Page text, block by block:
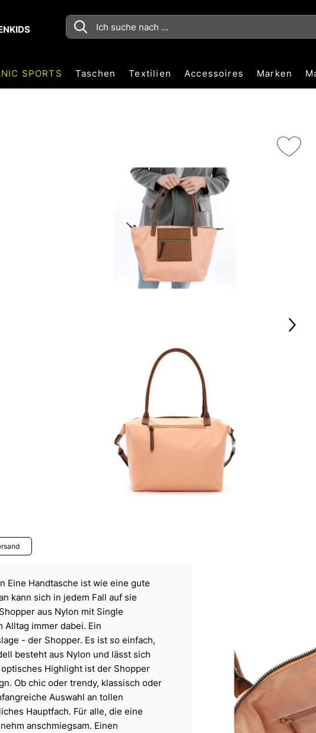
KIDS
SPORTS Taschen Textilien Accessoires Marken
Eine Handtasche ist wie eine gute
kann sich in jedem Fall auf sie
aus Nylon mit Single
immer dabei. Ein
- der Shopper. Es ist so einfach,
besteht aus Nylon und lässt sich
Highlight ist der Shopper
Ob chic oder trendy, klassisch oder
Auswahl an tollen
Hauptfach. Für alle, die eine
anschmiegsam. Einen